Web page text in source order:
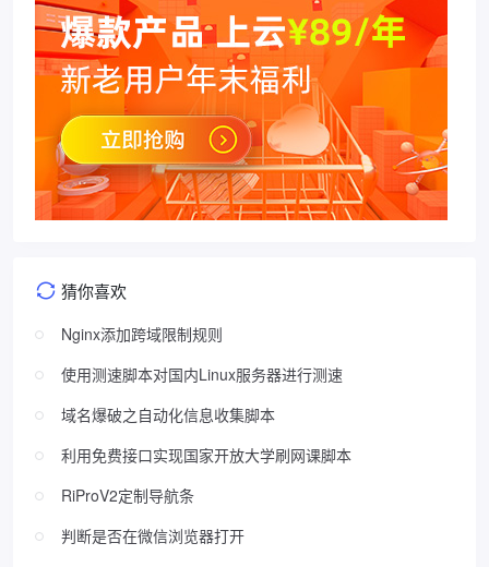
猜你喜欢
Nginx添加跨域限制规则
使用测速脚本对国内Linux服务器进行测速
域名爆破之自动化信息收集脚本
利用免费接口实现国家开放大学刷网课脚本
RiProV2定制导航条
判断是否在微信浏览器打开